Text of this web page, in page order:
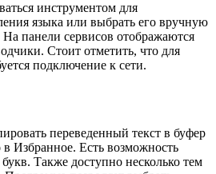
инструментом для
языка или выбрать его вручную
панели сервисов отображаются
Стоит отметить, что для
подключение к сети.
переведенный текст в буфер
Избранное. Есть возможность
Также доступно несколько тем